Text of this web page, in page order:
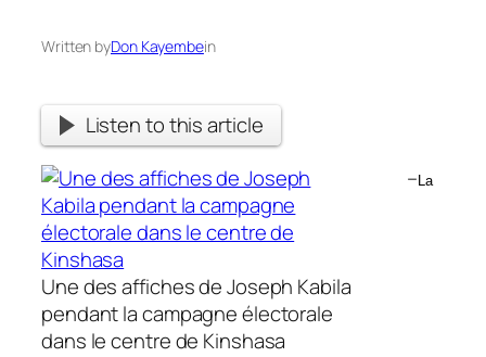
Written byDon Kayembein
Listen to this article
Une des affiches de Joseph Kabila
pendant la campagne électorale
dans le centre de Kinshasa
– La